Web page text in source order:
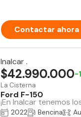
Contactar ahora
Inalcar .
La Cisterna
Ford F-150
¡En Inalcar tenemos
$42.990.000-
2022 Bencina